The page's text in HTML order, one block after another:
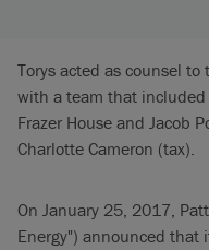
Torys acted as counsel
with a team that
Frazer House and Jacob
Charlotte Cameron (tax).
On January 25, 2017,
Energy") announced that